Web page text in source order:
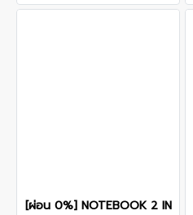
[ผ่อน 0%] NOTEBOOK 2 IN